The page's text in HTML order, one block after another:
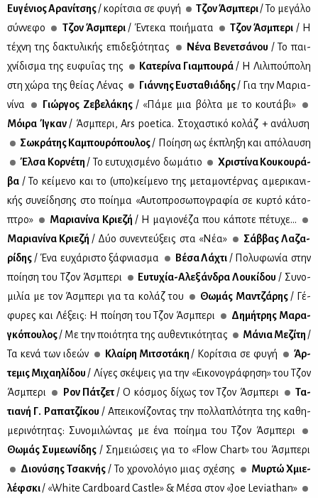
Ευ­γέ­νιος Αρα­νί­τσης/ κο­ρί­τσια σε φυ­γή Τζον Άσμπε­ρι/ Το με­γά­λο
σύν­νε­φο
Τζον Άσμπε­ρι/ Έντε­κα ποι­ή­μα­τα Τζον Άσμπε­ρι / Η
τέ­χνη της δα­κτυ­λι­κής επι­δε­ξιό­τη­τας
Νέ­να Βε­νε­τσά­νου / Το παι­
χνί­δι­σμα της ευ­φυ­ΐ­ας της
Κα­τε­ρί­να Για­μπου­ρά/ Η Λι­λι­πού­πο­λη
στη χώ­ρα της θεί­ας Λέ­νας
Γιάν­νης Ευ­στα­θιά­δης/ Για την Μα­ρια­
νί­να
Γιώρ­γος Ζε­βε­λά­κης / «Πά­με μια βόλ­τα με το κου­τά­βι»
Μόι­ρα Ίγκαν/ Άσμπε­ρι, Ars poetica. Στο­χα­στι­κό κο­λάζ + ανά­λυ­ση
Σω­κρά­της Κα­μπου­ρό­που­λος/ Ποί­η­ση ως έκ­πλη­ξη και από­λαυ­ση
Έλ­σα Κορ­νέ­τη/ Το ευ­τυ­χι­σμέ­νο δω­μά­τιο
Χρι­στί­να Κου­κου­ρά­
βα / Το κεί­με­νο και το (υπο)κεί­με­νο της με­τα­μο­ντέρ­νας αμε­ρι­κα­νι­
κής συ­νεί­δη­σης στο ποί­η­μα «Αυ­το­προ­σω­πο­γρα­φία σε κυρ­τό κά­το­
πτρο»
Μα­ρια­νί­να Κριε­ζή / Η μα­γιο­νέ­ζα που κά­πο­τε πέ­τυ­χε...
Μα­ρια­νί­να Κριε­ζή/ Δύο συ­νε­ντεύ­ξεις στα «Νέα»
Σάβ­βας Λα­ζα­
ρί­δης/ Ένα ευ­χά­ρι­στο ξάφ­νια­σμα Βέ­σα Λά­χτι/ Πο­λυ­φω­νία στην
ποί­η­ση του Τζον Άσμπε­ρι
Ευ­τυ­χία-Αλε­ξάν­δρα Λου­κί­δου/ Συ­νο­
μι­λία με τον Άσμπε­ρι για τα κο­λάζ του
Θω­μάς Μαν­τζά­ρης/ Γέ­
φυ­ρες και Λέ­ξεις: Η ποί­η­ση του Τζον Άσμπε­ρι
Δη­μή­τρης Μα­ρα­
γκό­που­λος/ Με την ποιό­τη­τα της αυ­θε­ντι­κό­τη­τας Μά­νια Με­ζί­τη/
Τα κε­νά των ιδε­ών
Κλαί­ρη Μι­τσο­τά­κη/ Κο­ρί­τσια σε φυ­γή
Άρ­
τε­μις Μι­χαη­λί­δου/ Λί­γες σκέ­ψεις για την «Ει­κο­νο­γρά­φη­ση» του Τζον
Άσμπε­ρι
Ρον Πά­τζετ/ Ο κό­σμος δί­χως τον Τζον Άσμπε­ρι
Τα­
τια­νή Γ. Ρα­πα­τζί­κου / Απει­κο­νί­ζο­ντας την πολ­λα­πλό­τη­τα της κα­θη­
με­ρι­νό­τη­τας: Συ­νο­μι­λώ­ντας με ένα ποί­η­μα του Τζον Άσμπε­ρι
Θω­μάς Συ­με­ω­νί­δης / Ση­μειώ­σεις για το «Flow Chart» του Άσμπε­ρι
Διο­νύ­σης Τσα­κνής/ Το χρο­νο­λό­γιο μιας σχέ­σης
Μυρ­τώ Χμιε­
λέφ­σκι/ «White Cardboard Castle» & Mέ­σα στον «Joe Leviathan»